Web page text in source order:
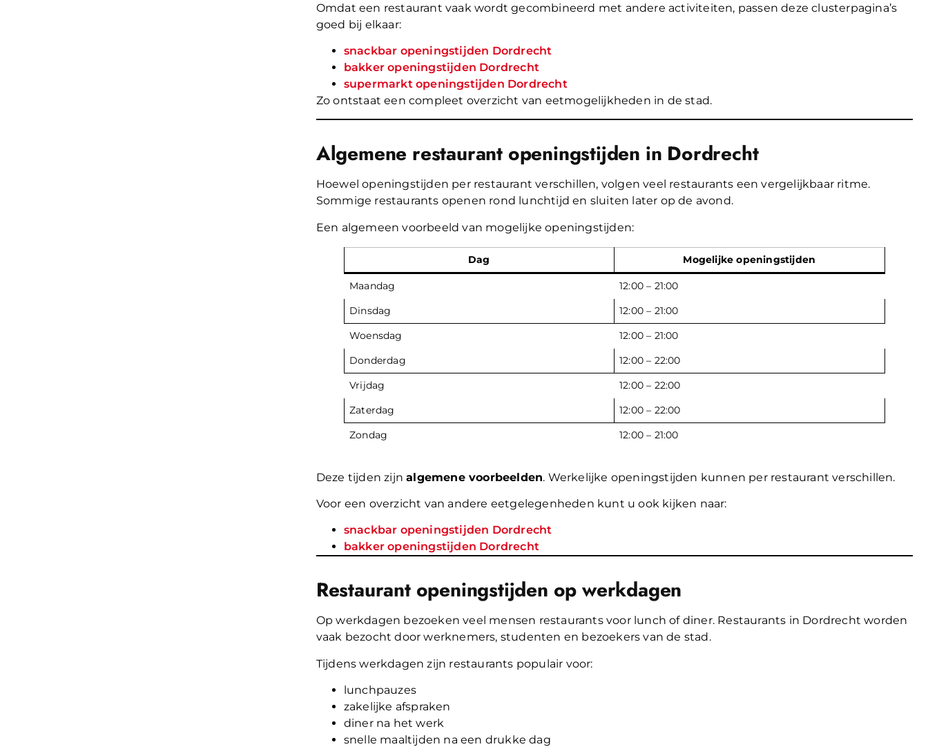
Omdat een restaurant vaak wordt gecombineerd met andere activiteiten, passen deze clusterpagina’s
goed bij elkaar:
snackbar openingstijden Dordrecht
bakker openingstijden Dordrecht
supermarkt openingstijden Dordrecht
Zo ontstaat een compleet overzicht van eetmogelijkheden in de stad.
Algemene restaurant openingstijden in Dordrecht
Hoewel openingstijden per restaurant verschillen, volgen veel restaurants een vergelijkbaar ritme.
Sommige restaurants openen rond lunchtijd en sluiten later op de avond.
Een algemeen voorbeeld van mogelijke openingstijden:
Dag Mogelijke openingstijden
Maandag
12:00 – 21:00
Dinsdag
12:00 – 21:00
Woensdag
12:00 – 21:00
Donderdag
12:00 – 22:00
Vrijdag
12:00 – 22:00
Zaterdag
12:00 – 22:00
Zondag
12:00 – 21:00
Deze tijden zijnalgemene voorbeelden. Werkelijke openingstijden kunnen per restaurant verschillen.
Voor een overzicht van andere eetgelegenheden kunt u ook kijken naar:
snackbar openingstijden Dordrecht
bakker openingstijden Dordrecht
Restaurant openingstijden op werkdagen
Op werkdagen bezoeken veel mensen restaurants voor lunch of diner. Restaurants in Dordrecht worden
vaak bezocht door werknemers, studenten en bezoekers van de stad.
Tijdens werkdagen zijn restaurants populair voor:
lunchpauzes
zakelijke afspraken
diner na het werk
snelle maaltijden na een drukke dag